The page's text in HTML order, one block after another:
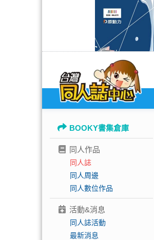
BOOKY書集倉庫
同人作品
同人誌
同人周邊
同人數位作品
活動&消息
同人誌活動
最新消息